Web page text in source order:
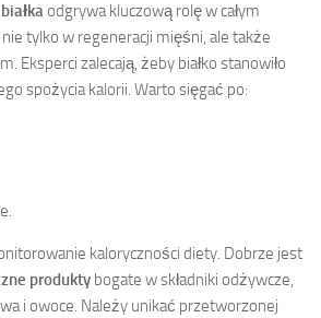
odgrywa kluczową rolę w całym
tylko w regeneracji mięśni, ale także
Eksperci zalecają, żeby białko stanowiło
spożycia kalorii. Warto sięgać po:
kaloryczności diety. Dobrze jest
produkty bogate w składniki odżywcze,
i owoce. Należy unikać przetworzonej